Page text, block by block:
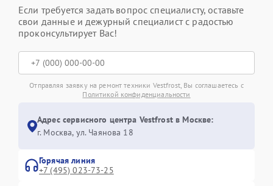
Если требуется задать вопрос специалисту, оставьте
свои данные и дежурный специалист с радостью
проконсультирует Вас!
Отправляя заявку на ремонт техники Vestfrost, Вы соглашаетесь с
Политикой конфиденциальности
Адрес сервисного центра Vestfrost в Москве:
г. Москва, ул. Чаянова 18
Горячая линия
+7 (495) 023-73-25